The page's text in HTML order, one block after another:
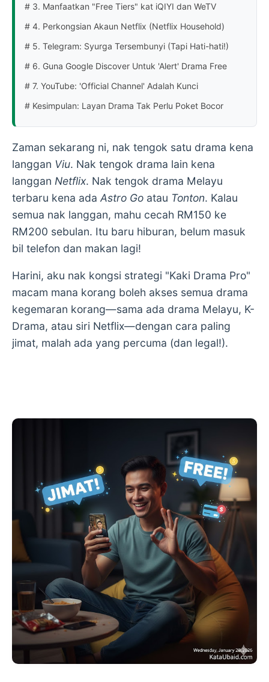
# 3. Manfaatkan "Free Tiers" kat iQIYI dan WeTV
# 4. Perkongsian Akaun Netflix (Netflix Household)
# 5. Telegram: Syurga Tersembunyi (Tapi Hati-hati!)
# 6. Guna Google Discover Untuk 'Alert' Drama Free
# 7. YouTube: 'Official Channel' Adalah Kunci
# Kesimpulan: Layan Drama Tak Perlu Poket Bocor
Zaman sekarang ni, nak tengok satu drama kena
langgan Viu. Nak tengok drama lain kena
langgan Netflix. Nak tengok drama Melayu
terbaru kena ada Astro Go atau Tonton. Kalau
semua nak langgan, mahu cecah RM150 ke
RM200 sebulan. Itu baru hiburan, belum masuk
bil telefon dan makan lagi!
Harini, aku nak kongsi strategi "Kaki Drama Pro"
macam mana korang boleh akses semua drama
kegemaran korang—sama ada drama Melayu, K-
Drama, atau siri Netflix—dengan cara paling
jimat, malah ada yang percuma (dan legal!).